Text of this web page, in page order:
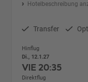
Hotelbeschreibung
Transfer
Hinflug
Di., 12.1.27
VIE 20:35
Direktflug